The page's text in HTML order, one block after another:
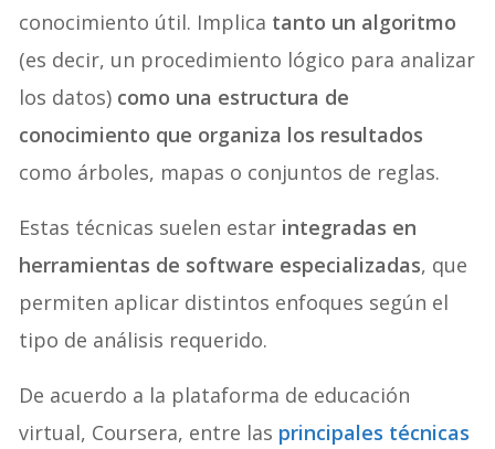
conocimiento útil. Implica tanto un algoritmo
(es decir, un procedimiento lógico para analizar
los datos) como una estructura de
conocimiento que organiza los resultados
como árboles, mapas o conjuntos de reglas.
Estas técnicas suelen estar integradas en
herramientas de software especializadas, que
permiten aplicar distintos enfoques según el
tipo de análisis requerido.
De acuerdo a la plataforma de educación
virtual, Coursera, entre las principales técnicas